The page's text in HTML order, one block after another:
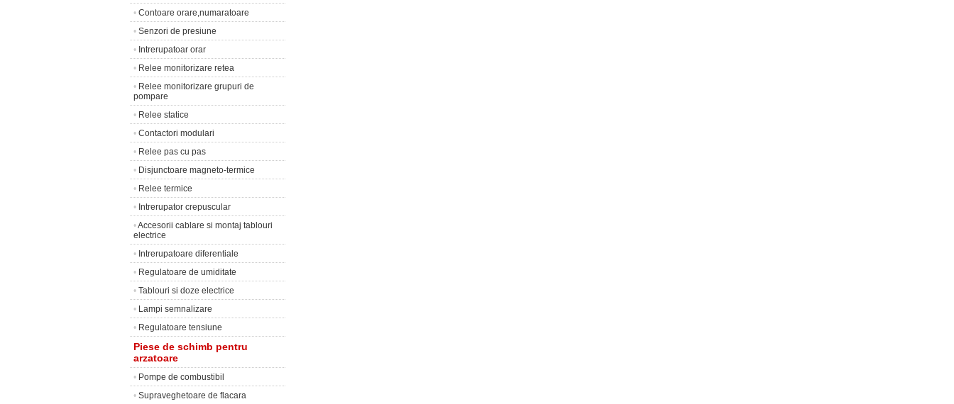
• Contoare orare,numaratoare
• Senzori de presiune
• Intrerupatoar orar
• Relee monitorizare retea
• Relee monitorizare grupuri de
pompare
• Relee statice
• Contactori modulari
• Relee pas cu pas
• Disjunctoare magneto-termice
• Relee termice
• Intrerupator crepuscular
•Accesorii cablare si montaj tablouri
electrice
• Intrerupatoare diferentiale
• Regulatoare de umiditate
• Tablouri si doze electrice
• Lampi semnalizare
• Regulatoare tensiune
Piese de schimb pentru
arzatoare
• Pompe de combustibil
• Supraveghetoare de flacara